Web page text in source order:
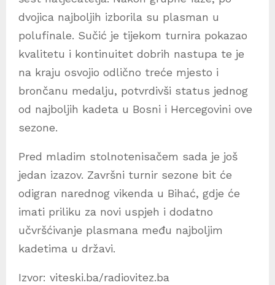
dvojica najboljih izborila su plasman u
polufinale. Sučić je tijekom turnira pokazao
kvalitetu i kontinuitet dobrih nastupa te je
na kraju osvojio odlično treće mjesto i
brončanu medalju, potvrdivši status jednog
od najboljih kadeta u Bosni i Hercegovini ove
sezone.
Pred mladim stolnotenisačem sada je još
jedan izazov. Završni turnir sezone bit će
odigran narednog vikenda u Bihać, gdje će
imati priliku za novi uspjeh i dodatno
učvršćivanje plasmana među najboljim
kadetima u državi.
Izvor: viteski.ba/radiovitez.ba